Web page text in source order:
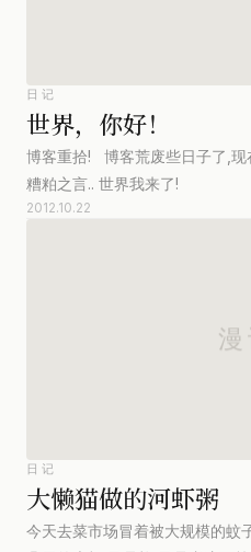
日记
世界，你好！
博客重拾! 博客荒废些日子了,现
糟粕之言.. 世界我来了!
2012.10.22
日记
大懒猫做的河虾粥
今天去菜市场冒着被大规模的蚊